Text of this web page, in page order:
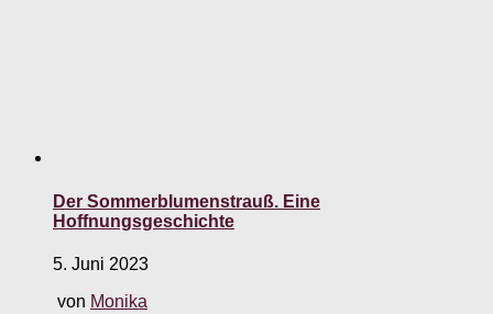
Der Sommerblumenstrauß. Eine
Hoffnungsgeschichte
5. Juni 2023
von Monika